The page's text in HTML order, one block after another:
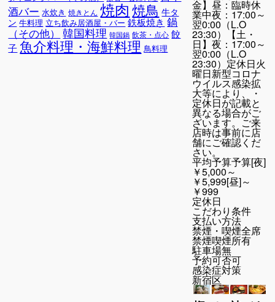
酒バー 水炊き 焼きとん 焼肉焼鳥 牛タ
ン 牛料理 立ち飲み居酒屋・バー 鉄板焼き 鍋
（その他） 韓国料理 韓国鍋 飲茶・点心 餃
子 魚介料理・海鮮料理 鳥料理
金】昼：臨時休
業中夜：17:00～
翌0:00（L.O
23:30）【土・
日】夜：17:00～
翌0:00（L.O
23:30）定休日火
曜日新型コロナ
ウイルス感染拡
大等により、・
定休日が記載と
異なる場合がご
ざいます。ご来
店時は事前に店
舗にご確認くだ
さい。
平均予算予算[夜]
￥5,000～
￥5,999[昼]～
￥999
定休日
こだわり条件
支払い方法
禁煙・喫煙全席
禁煙喫煙所有
駐車場無
予約可否可
感染症対策
新宿区